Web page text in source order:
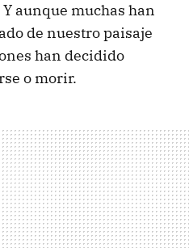
aunque muchas han
de nuestro paisaje
han decidido
o morir.